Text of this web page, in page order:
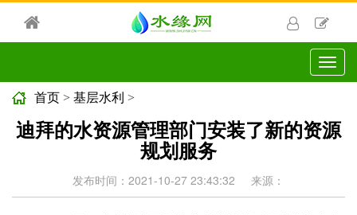
切
换
首页 > 基层水利 >
迪拜的水资源管理部门安装了新的资源
规划服务
发布时间：2021-10-27 23:43:32 来源：